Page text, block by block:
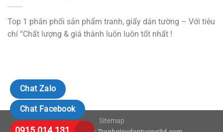
Top 1 phân phối sản phẩm tranh, giấy dán tường – Với tiêu
chí “Chất lượng & giá thành luôn luôn tốt nhất !
Sitemap
Chat Zalo
Chat Facebook